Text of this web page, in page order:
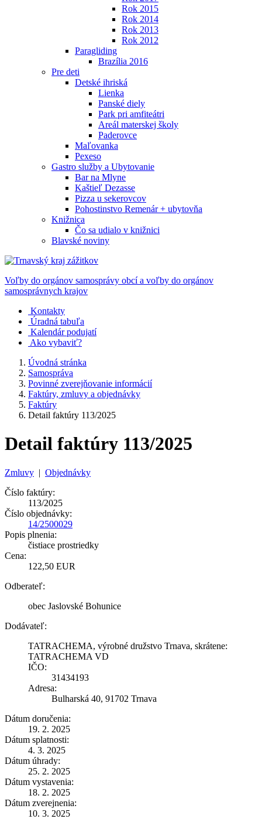
Rok 2015
Rok 2014
Rok 2013
Rok 2012
Paragliding
Brazília 2016
Pre deti
Detské ihriská
Lienka
Panské diely
Park pri amfiteátri
Areál materskej školy
Paderovce
Maľovanka
Pexeso
Gastro služby a Ubytovanie
Bar na Mlyne
Kaštieľ Dezasse
Pizza u sekerovcov
Pohostinstvo Remenár + ubytovňa
Knižnica
Čo sa udialo v knižnici
Blavské noviny
Voľby do orgánov samosprávy obcí a voľby do orgánov
samosprávnych krajov
Kontakty
Úradná tabuľa
Kalendár podujatí
Ako vybaviť?
Úvodná stránka
Samospráva
Povinné zverejňovanie informácií
Faktúry, zmluvy a objednávky
Faktúry
Detail faktúry 113/2025
Detail faktúry 113/2025
Zmluvy | Objednávky
Číslo faktúry:
113/2025
Číslo objednávky:
14/2500029
Popis plnenia:
čistiace prostriedky
Cena:
122,50 EUR
Odberateľ:
obec Jaslovské Bohunice
Dodávateľ:
TATRACHEMA, výrobné družstvo Trnava, skrátene:
TATRACHEMA VD
IČO:
31434193
Adresa:
Bulharská 40, 91702 Trnava
Dátum doručenia:
19. 2. 2025
Dátum splatnosti:
4. 3. 2025
Dátum úhrady:
25. 2. 2025
Dátum vystavenia:
18. 2. 2025
Dátum zverejnenia:
10. 3. 2025